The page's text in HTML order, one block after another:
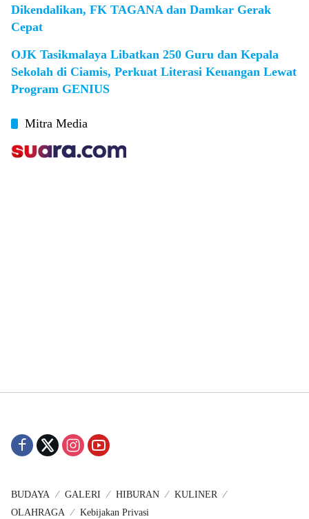
Dikendalikan, FK TAGANA dan Damkar Gerak
Cepat
OJK Tasikmalaya Libatkan 250 Guru dan Kepala
Sekolah di Ciamis, Perkuat Literasi Keuangan Lewat
Program GENIUS
Mitra Media
BUDAYA GALERI HIBURAN
KULINER
OLAHRAGA
Kebijakan Privasi